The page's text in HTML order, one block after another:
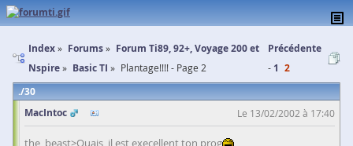
Index Forums
Forum Ti89, 92+, Voyage 200 et
Nspire
Basic TI Plantage!!!! - Page 2
Précédente
1 2
30
MacIntoc
Le 13/02/2002 à 17:40
the_beast>Ouais, il est execellent ton prog